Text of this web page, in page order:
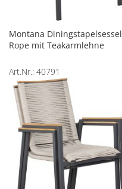
Montana Diningstapelsessel
Rope mit Teakarmlehne
Art.Nr.: 40791